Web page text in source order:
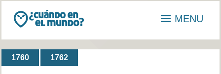
MENU
1760 1762